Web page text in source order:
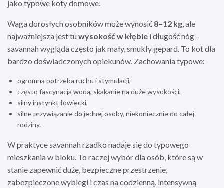
jako typowe koty domowe.
Waga dorosłych osobników może wynosić 8–12 kg, ale
najważniejsza jest tuwysokość w kłębie i długość nóg –
savannah wygląda często jak mały, smukły gepard. To kot dla
bardzo doświadczonych opiekunów. Zachowania typowe:
ogromna potrzeba ruchu i stymulacji,
często fascynacja wodą, skakanie na duże wysokości,
silny instynkt łowiecki,
silne przywiązanie do jednej osoby, niekoniecznie do całej
rodziny.
W praktyce savannah rzadko nadaje się do typowego
mieszkania w bloku. To raczej wybór dla osób, które są w
stanie zapewnić duże, bezpieczne przestrzenie,
zabezpieczone wybiegi i czas na codzienną, intensywną